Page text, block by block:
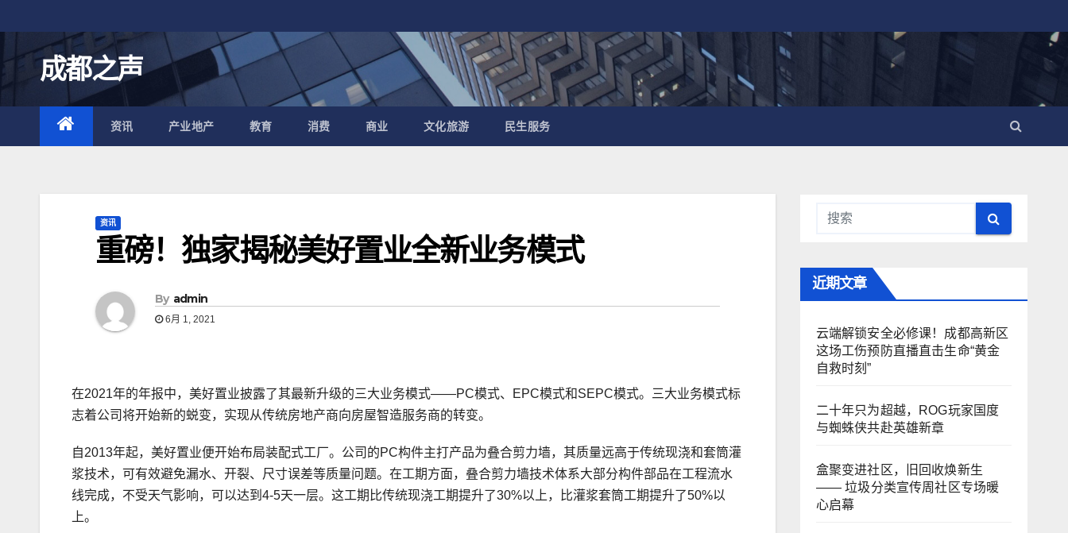
至
内
容
成都之声
资讯 产业地产 教育 消费 商业 文化旅游 民生服务
资讯
重磅！独家揭秘美好置业全新业务模式
By admin
6月 1, 2021
在2021年的年报中，美好置业披露了其最新升级的三大业务模式——PC模式、EPC模式和SEPC模式。三大业务模式标
志着公司将开始新的蜕变，实现从传统房地产商向房屋智造服务商的转变。
自2013年起，美好置业便开始布局装配式工厂。公司的PC构件主打产品为叠合剪力墙，其质量远高于传统现浇和套筒灌
浆技术，可有效避免漏水、开裂、尺寸误差等质量问题。在工期方面，叠合剪力墙技术体系大部分构件部品在工程流水
线完成，不受天气影响，可以达到4-5天一层。这工期比传统现浇工期提升了30%以上，比灌浆套筒工期提升了50%以
上。
近期文章
云端解锁安全必修课！成都高新区
这场工伤预防直播直击生命“黄金
自救时刻”
二十年只为超越，ROG玩家国度
与蜘蛛侠共赴英雄新章
盒聚变进社区，旧回收焕新生
—— 垃圾分类宣传周社区专场暖
心启幕